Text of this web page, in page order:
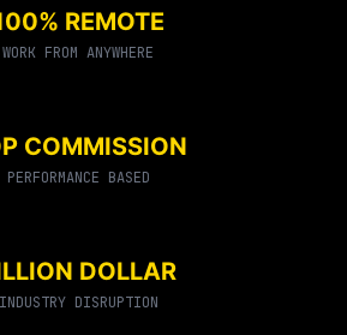
REMOTE
WORK FROM ANYWHERE
COMMISSION
PERFORMANCE BASED
DOLLAR
INDUSTRY DISRUPTION